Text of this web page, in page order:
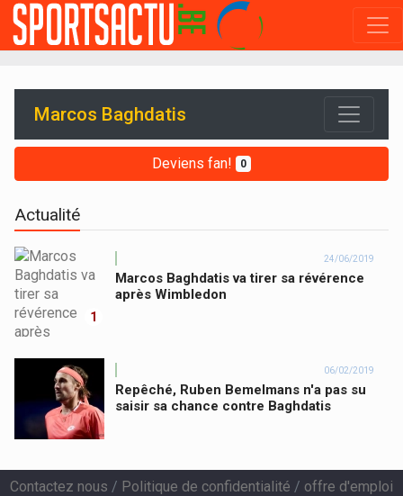
Marcos Baghdatis
Deviens fan! 0
Actualité
1
24/06/2019
Marcos Baghdatis va tirer sa révérence
après Wimbledon
06/02/2019
Repêché, Ruben Bemelmans n'a pas su
saisir sa chance contre Baghdatis
Contactez nous / Politique de confidentialité / offre d'emploi